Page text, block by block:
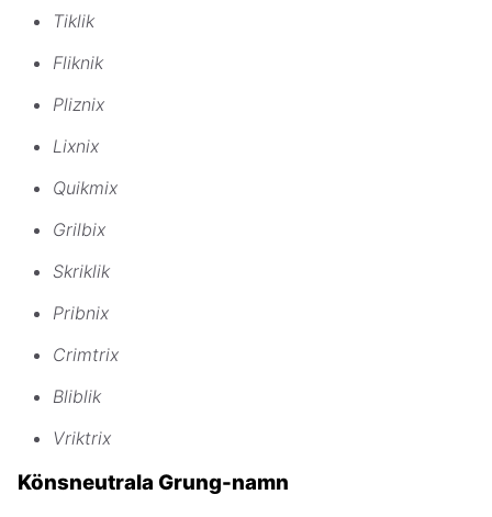
Tiklik
Fliknik
Pliznix
Lixnix
Quikmix
Grilbix
Skriklik
Pribnix
Crimtrix
Bliblik
Vriktrix
Könsneutrala Grung-namn